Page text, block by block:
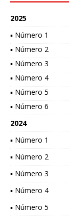
2025
▪ Número 1
▪ Número 2
▪ Número 3
▪ Número 4
▪ Número 5
▪ Número 6
2024
▪ Número 1
▪ Número 2
▪ Número 3
▪ Número 4
▪ Número 5